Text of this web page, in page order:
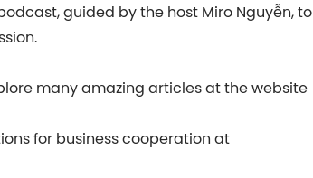
guided by the host Miro Nguyễn, to
many amazing articles at the website
for business cooperation at